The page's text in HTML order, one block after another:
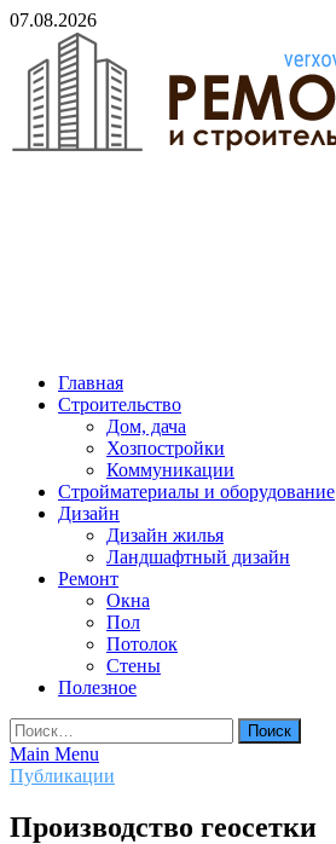
Skip
content
07.08.2026
Главная
Строительство
Дом, дача
Хозпостройки
Коммуникации
Стройматериалы и оборудование
Дизайн
Дизайн жилья
Ландшафтный дизайн
Ремонт
Окна
Пол
Потолок
Стены
Полезное
Найти:
Main Menu
Публикации
Производство геосетки